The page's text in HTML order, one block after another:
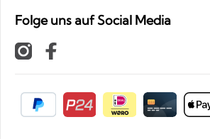
Folge uns auf Social Media